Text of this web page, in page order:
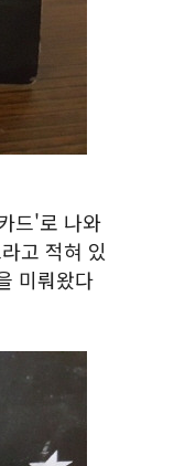
드'로 나와
고 적혀 있
미뤄왔다